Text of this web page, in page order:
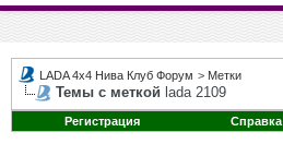
LADA 4x4 Нива Клуб Форум > Метки
Темы с меткой lada 2109
Регистрация Справка